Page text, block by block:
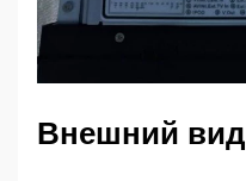
Внешний вид